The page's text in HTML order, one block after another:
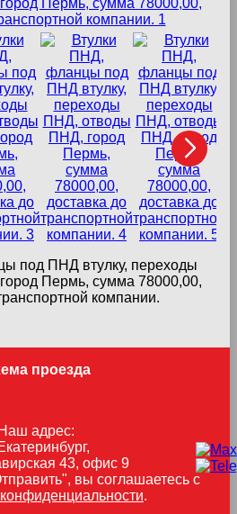
под ПНД втулку, переходы
Пермь, сумма 78000,00,
компании.
проезда
Наш адрес:
43, офис 9
вы соглашаетесь с
.